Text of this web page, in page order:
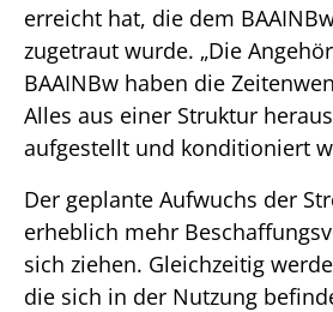
erreicht hat, die dem
zugetraut wurde. „Die
BAAINBw haben die
Alles aus einer Struktur
aufgestellt und konditioniert
Der geplante Aufwuchs der
erheblich mehr
sich ziehen. Gleichzeitig
die sich in der Nutzung